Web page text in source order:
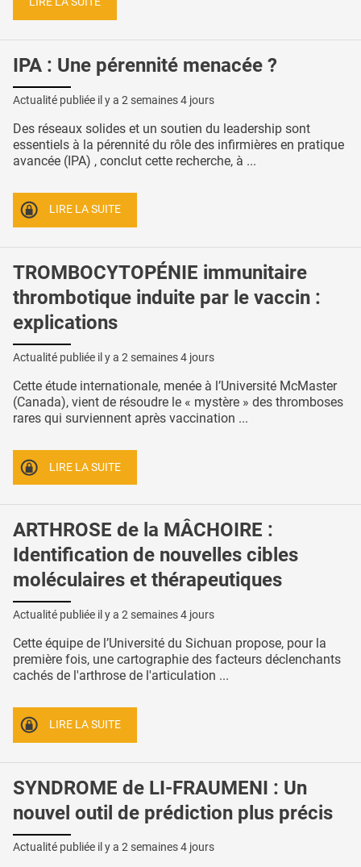
IPA : Une pérennité menacée ?
Actualité publiée il y a 2 semaines 4 jours
Des réseaux solides et un soutien du leadership sont
essentiels à la pérennité du rôle des infirmières en pratique
avancée (IPA) , conclut cette recherche, à ...
LIRE LA SUITE
TROMBOCYTOPÉNIE immunitaire
thrombotique induite par le vaccin :
explications
Actualité publiée il y a 2 semaines 4 jours
Cette étude internationale, menée à l’Université McMaster
(Canada), vient de résoudre le « mystère » des thromboses
rares qui surviennent après vaccination ...
LIRE LA SUITE
ARTHROSE de la MÂCHOIRE :
Identification de nouvelles cibles
moléculaires et thérapeutiques
Actualité publiée il y a 2 semaines 4 jours
Cette équipe de l’Université du Sichuan propose, pour la
première fois, une cartographie des facteurs déclenchants
cachés de l'arthrose de l'articulation ...
LIRE LA SUITE
SYNDROME de LI-FRAUMENI : Un
nouvel outil de prédiction plus précis
Actualité publiée il y a 2 semaines 4 jours